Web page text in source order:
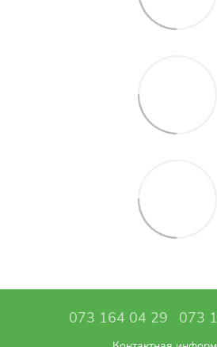
073 164 04 29 073